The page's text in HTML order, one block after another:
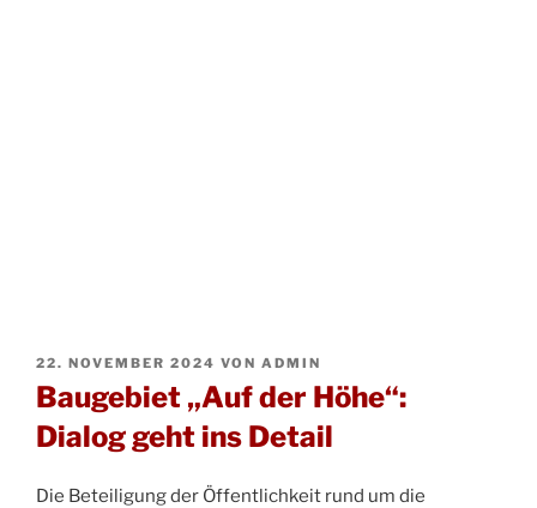
VERÖFFENTLICHT
AM
22. NOVEMBER 2024 VON ADMIN
Baugebiet „Auf der Höhe“:
Dialog geht ins Detail
Die Beteiligung der Öffentlichkeit rund um die